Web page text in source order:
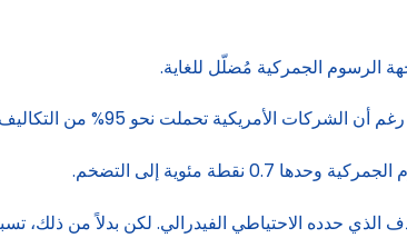
الرسوم الجمركية مُضلّل للغاية.
من التكاليف، ولم يُنتقل سوى جزء ضئيل منها إلى المستهلكين.
مئوية إلى التضخم.